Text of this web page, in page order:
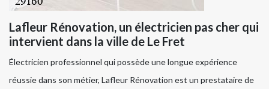
Lafleur Rénovation, un électricien pas cher qui
intervient dans la ville de Le Fret
Électricien professionnel qui possède une longue expérience
réussie dans son métier, Lafleur Rénovation est un prestataire de